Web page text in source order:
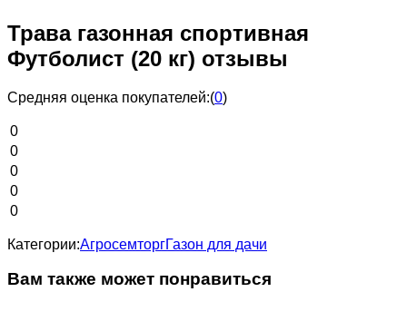
Трава газонная спортивная
Футболист (20 кг) отзывы
Средняя оценка покупателей:(0)
0
0
0
0
0
Категории:АгросемторгГазон для дачи
Вам также может понравиться